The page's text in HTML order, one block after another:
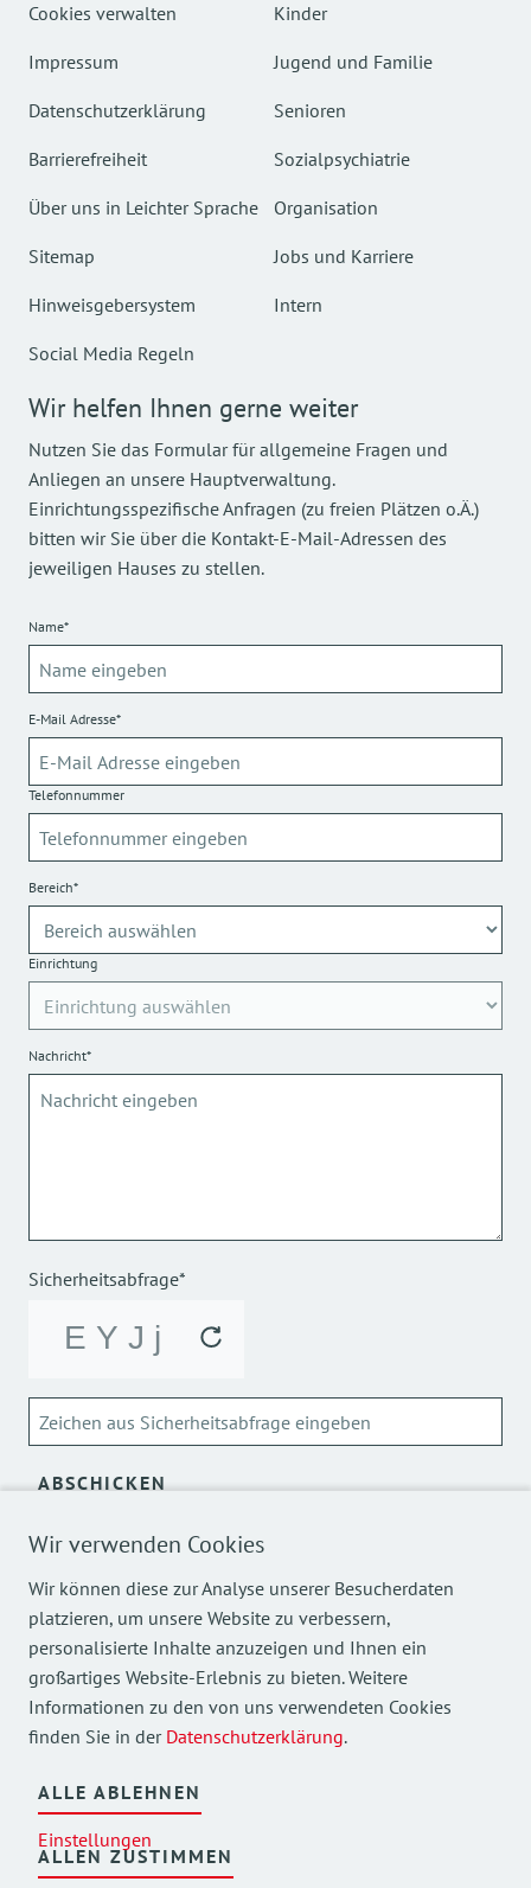
Wir verwenden Cookies
Wir können diese zur Analyse unserer Besucherdaten
platzieren, um unsere Website zu verbessern,
personalisierte Inhalte anzuzeigen und Ihnen ein
großartiges Website-Erlebnis zu bieten. Weitere
Informationen zu den von uns verwendeten Cookies
finden Sie in der Datenschutzerklärung.
ALLE ABLEHNEN
Einstellungen
ALLEN ZUSTIMMEN
Cookies verwalten
Impressum
Datenschutzerklärung
Barrierefreiheit
Über uns in Leichter Sprache
Sitemap
Hinweisgebersystem
Social Media Regeln
Kinder
Jugend und Familie
Senioren
Sozialpsychiatrie
Organisation
Jobs und Karriere
Intern
Wir helfen Ihnen gerne weiter
Nutzen Sie das Formular für allgemeine Fragen und
Anliegen an unsere Hauptverwaltung.
Einrichtungsspezifische Anfragen (zu freien Plätzen o.Ä.)
bitten wir Sie über die Kontakt-E-Mail-Adressen des
jeweiligen Hauses zu stellen.
Name*
E-Mail Adresse*
Telefonnummer
Bereich*
Einrichtung
Nachricht*
Sicherheitsabfrage*
ABSCHICKEN
Über die Verarbeitung meiner personenbezogenen Daten
Mehr Einblicke in unsere Arbeit finden Sie auch auf
unseren Social Media Kanälen.